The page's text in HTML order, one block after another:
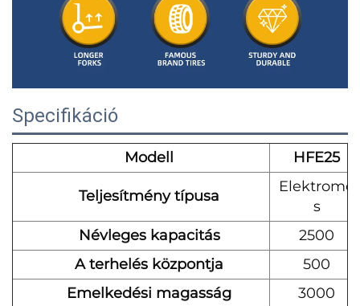
Specifikáció
Modell HFE25
Teljesítmény típusa
Elektromo
s
Névleges kapacitás
2500
A terhelés központja
500
Emelkedési magasság
3000